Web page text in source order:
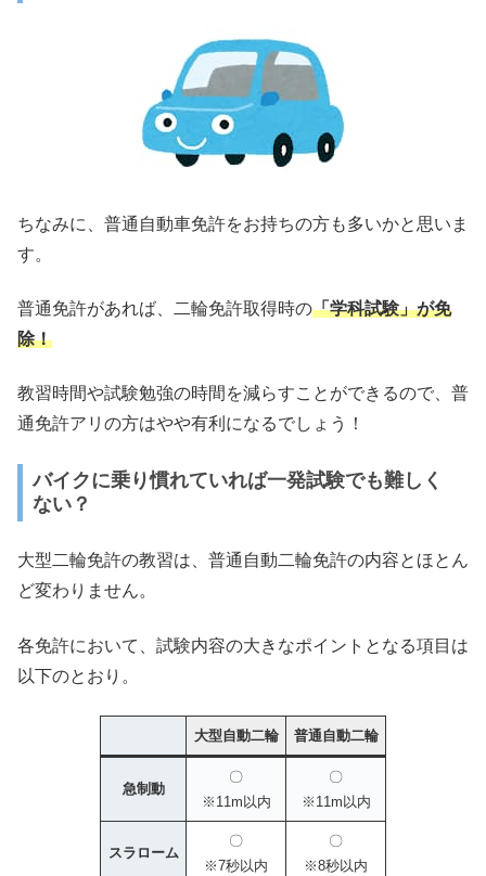
ちなみに、普通自動車免許をお持ちの方も多いかと思いま
す。
普通免許があれば、二輪免許取得時の「学科試験」が免
除！
教習時間や試験勉強の時間を減らすことができるので、普
通免許アリの方はやや有利になるでしょう！
バイクに乗り慣れていれば一発試験でも難しく
ない？
大型二輪免許の教習は、普通自動二輪免許の内容とほとん
ど変わりません。
各免許において、試験内容の大きなポイントとなる項目は
以下のとおり。
大型自動二輪 普通自動二輪
急制動
〇
※11m以内
〇
※11m以内
スラローム
〇
※7秒以内
〇
※8秒以内